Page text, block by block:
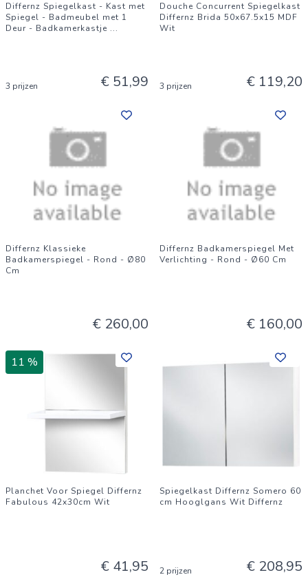
Differnz Spiegelkast - Kast met
Spiegel - Badmeubel met 1
Deur - Badkamerkastje ...
3 prijzen € 51,99
Douche Concurrent Spiegelkast
Differnz Brida 50x67.5x15 MDF
Wit
3 prijzen € 119,20
Differnz Klassieke
Badkamerspiegel - Rond - Ø80
Cm
€ 260,00
Differnz Badkamerspiegel Met
Verlichting - Rond - Ø60 Cm
€ 160,00
11 %
Planchet Voor Spiegel Differnz
Fabulous 42x30cm Wit
€ 41,95
Spiegelkast Differnz Somero 60
cm Hooglgans Wit Differnz
2 prijzen € 208,95